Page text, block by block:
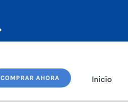
COMPRAR AHORA Inicio